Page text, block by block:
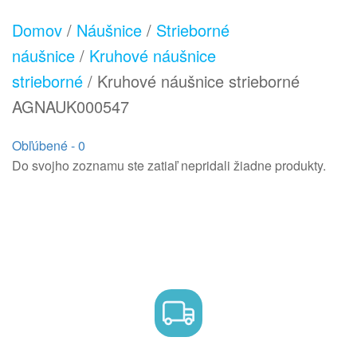
Domov / Náušnice / Strieborné
náušnice / Kruhové náušnice
strieborné / Kruhové náušnice strieborné
AGNAUK000547
Obľúbené -0
Do svojho zoznamu ste zatiaľ nepridali žiadne produkty.